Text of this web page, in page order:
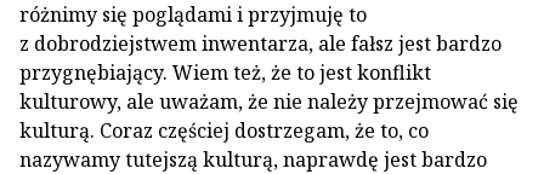
różnimy się poglądami i przyjmuję to
z dobrodziejstwem inwentarza, ale fałsz jest bardzo
przygnębiający. Wiem też, że to jest konflikt
kulturowy, ale uważam, że nie należy przejmować się
kulturą. Coraz częściej dostrzegam, że to, co
nazywamy tutejszą kulturą, naprawdę jest bardzo